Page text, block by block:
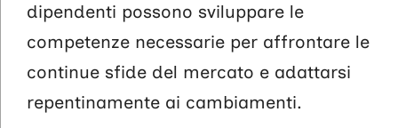
dipendenti possono sviluppare le
competenze necessarie per affrontare le
continue sfide del mercato e adattarsi
repentinamente ai cambiamenti.